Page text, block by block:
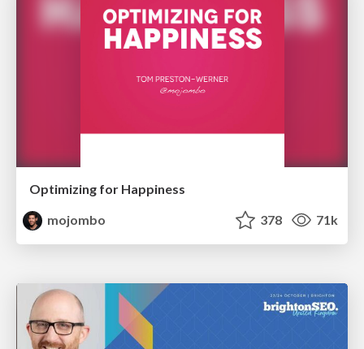
Optimizing for Happiness
mojombo
378 71k